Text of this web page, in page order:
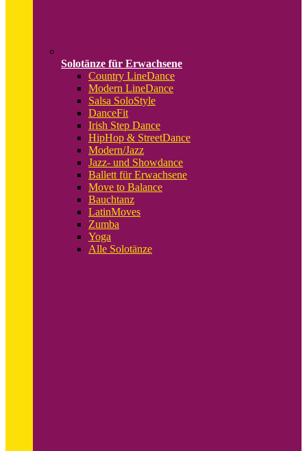
Solotänze für Erwachsene
Country LineDance
Modern LineDance
Salsa SoloStyle
DanceFit
Irish Step Dance
HipHop & StreetDance
Modern/Jazz
Jazz- und Showdance
Ballett für Erwachsene
Move to Balance
Bauchtanz
LatinMoves
Zumba
Yoga
Alle Solotänze